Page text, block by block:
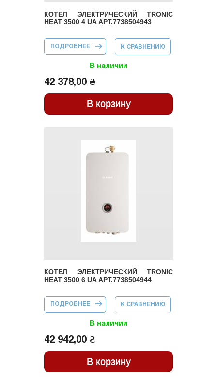
КОТЕЛ ЭЛЕКТРИЧЕСКИЙ TRONIC
HEAT 3500 4 UA АРТ.7738504943
42 378,00 ₴
К СРАВНЕНИЮ
В наличии
ПОДРОБНЕЕ О КОТЕЛ
ЭЛЕКТРИЧЕСКИЙ
3500 4 UA
АРТ.7738504943
КОТЕЛ ЭЛЕКТРИЧЕСКИЙ TRONIC
HEAT 3500 6 UA АРТ.7738504944
42 942,00 ₴
К СРАВНЕНИЮ
В наличии
ПОДРОБНЕЕ О КОТЕЛ
ЭЛЕКТРИЧЕСКИЙ
3500 6 UA
АРТ.7738504944